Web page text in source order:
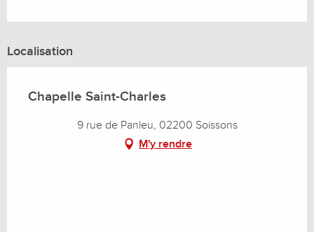
Localisation
Chapelle Saint-Charles
9 rue de Panleu, 02200 Soissons
M'y rendre